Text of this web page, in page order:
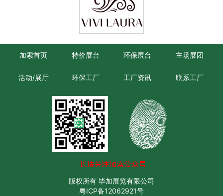
加索首页 特价展台 环保展台 主场展团
活动/展厅 环保工厂 工厂资讯 联系工厂
版权所有 毕加展览有限公司
粤ICP备12062921号